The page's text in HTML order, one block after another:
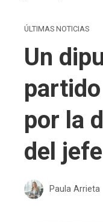
ÚLTIMAS NOTICIAS
Un
por la
del
Paula Arrieta